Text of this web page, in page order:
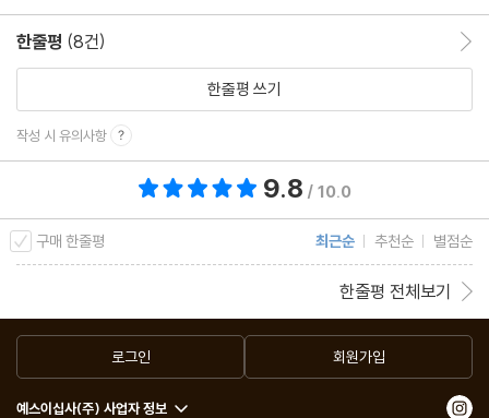
한줄평 (8건)
한줄평 쓰기
작성 시 유의사항
9.8 / 10.0
구매 한줄평 최근순 추천순 별점순
한줄평 전체보기
로그인 회원가입
예스이십사(주) 사업자 정보